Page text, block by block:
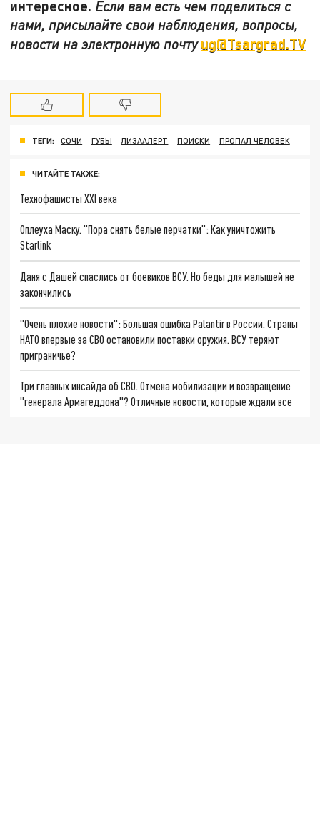
интересное. Если вам есть чем поделиться с
нами, присылайте свои наблюдения, вопросы,
новости на электронную почтуug@Tsargrad.TV
ТЕГИ: СОЧИ ГУБЫ ЛИЗААЛЕРТ ПОИСКИ ПРОПАЛ ЧЕЛОВЕК
ЧИТАЙТЕ ТАКЖЕ:
Технофашисты XXI века
Оплеуха Маску. "Пора снять белые перчатки": Как уничтожить
Starlink
Даня с Дашей спаслись от боевиков ВСУ. Но беды для малышей не
закончились
"Очень плохие новости": Большая ошибка Palantir в России. Страны
НАТО впервые за СВО остановили поставки оружия. ВСУ теряют
приграничье?
Три главных инсайда об СВО. Отмена мобилизации и возвращение
"генерала Армагеддона"? Отличные новости, которые ждали все